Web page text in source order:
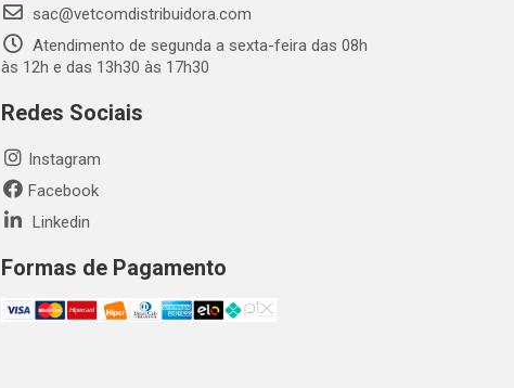
sac@vetcomdistribuidora.com
Atendimento de segunda a sexta-feira das 08h
às 12h e das 13h30 às 17h30
Redes Sociais
Instagram
Facebook
Linkedin
Formas de Pagamento